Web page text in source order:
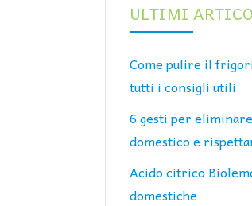
ULTIMI
Come pulire il
tutti i consigli utili
6 gesti per
domestico e
Acido citrico
domestiche